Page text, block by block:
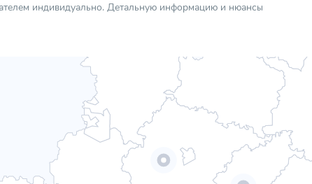
индивидуально. Детальную информацию и нюансы